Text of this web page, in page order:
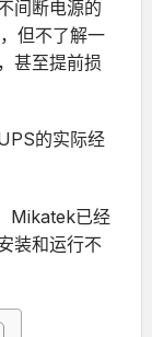
间断电源的
但不了解一
甚至提前损
的实际经
Mikatek已经
装和运行不